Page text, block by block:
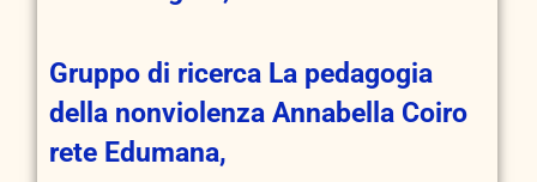
Gruppo di ricerca La pedagogia
della nonviolenza Annabella Coiro
rete Edumana,